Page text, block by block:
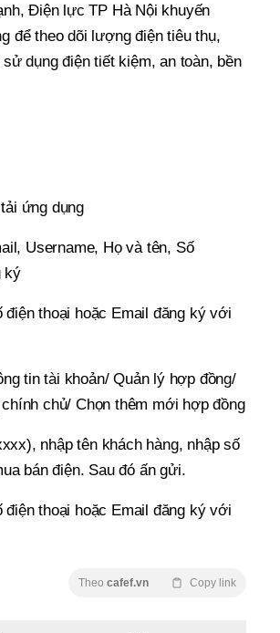
Điện lực TP Hà Nội khuyến
để theo dõi lượng điện tiêu thụ,
dụng điện tiết kiệm, an toàn, bền
ứng dụng
Username, Họ và tên, Số
ký
thoại hoặc Email đăng ký với
tin tài khoản/ Quản lý hợp đồng/
chủ/ Chọn thêm mới hợp đồng
nhập tên khách hàng, nhập số
bán điện. Sau đó ấn gửi.
thoại hoặc Email đăng ký với
Theo cafef.vn Copy link